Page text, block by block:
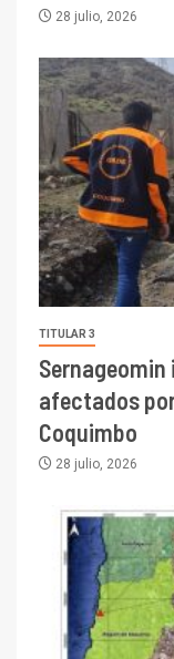
28 julio, 2026
TITULAR 3
afectados
Coquimbo
28 julio, 2026